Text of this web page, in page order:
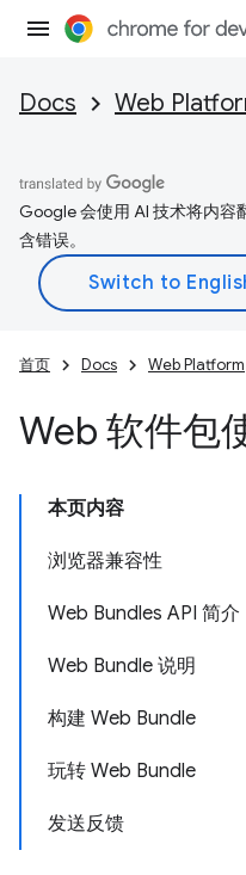
Docs Web
Google 会使用 AI 技术将内容
含错误。
首页 Docs Web Platform
Web 软件包
本页内容
浏览器兼容性
Web Bundles API 简介
Web Bundle 说明
构建 Web Bundle
玩转 Web Bundle
发送反馈